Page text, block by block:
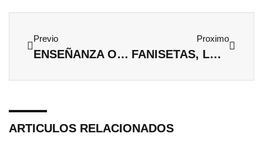
Previo
ENSEÑANZA OBLIGATORIA
Proximo
FANISETAS, LAS CAMISETAS MÁS ORIGINALES
ARTICULOS RELACIONADOS